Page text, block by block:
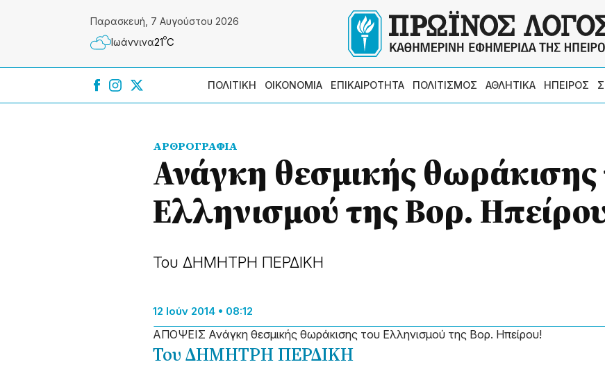
Παρασκευή, 7 Αυγούστου 2026
Ιωάννɩνα21ºC
ΠΟΛΙΤΙΚΗ ΟΙΚΟΝΟΜΙΑ ΕΠΙΚΑΙΡΟΤΗΤΑ ΠΟΛΙΤΙΣΜΟΣ ΑΘΛΗΤΙΚΑ ΗΠΕΙΡΟΣ
ΑΡΘΡΟΓΡΑΦΙΑ
Ανάγκη θεσμικής θωράκισης
Ελληνισμού της Βορ.
Του ΔΗΜΗΤΡΗ ΠΕΡΔΙΚΗ
12 Ιούν 2014 • 08:12
ΑΠΟΨΕΙΣ Ανάγκη θεσμικής θωράκισης του Ελληνισμού της Βορ. Ηπείρου!
Του ΔΗΜΗΤΡΗ ΠΕΡΔΙΚΗ